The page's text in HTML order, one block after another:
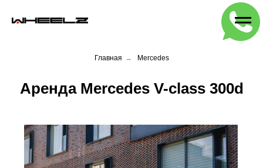
Главная → Mercedes
Аренда Mercedes V-class 300d